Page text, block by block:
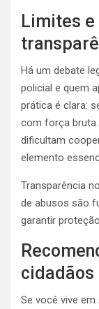
Limites
Há um debate
policial e quem
prática é clara:
com força
dificultam
elemento
Transparência
de abusos são
garantir
cidadãos
Se você vive